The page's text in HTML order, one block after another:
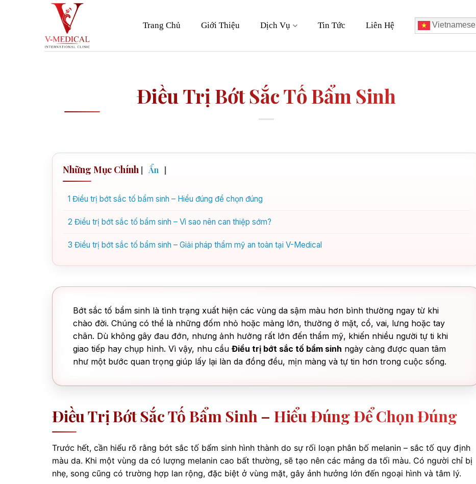
Trang Chủ Giới Thiệu Dịch Vụ Tin Tức Liên Hệ Vietnamese
Điều Trị Bớt Sắc Tố Bẩm Sinh
Những Mục Chính [ Ẩn ]
1 Điều trị bớt sắc tố bẩm sinh – Hiểu đúng để chọn đúng
2 Điều trị bớt sắc tố bẩm sinh – Vì sao nên can thiệp sớm?
3 Điều trị bớt sắc tố bẩm sinh – Giải pháp thẩm mỹ an toàn tại V-Medical
Bớt sắc tố bẩm sinh là tình trạng xuất hiện các vùng da sậm màu hơn bình thường ngay từ khi
chào đời. Chúng có thể là những đốm nhỏ hoặc mảng lớn, thường ở mặt, cổ, vai, lưng hoặc tay
chân. Dù không gây đau đớn, nhưng ảnh hưởng rất lớn đến thẩm mỹ, khiến nhiều người tự ti khi
giao tiếp hay chụp hình. Vì vậy, nhu cầu Điều trị bớt sắc tố bẩm sinh ngày càng được quan tâm
như một bước quan trọng giúp lấy lại làn da đồng đều, mịn màng và tự tin hơn trong cuộc sống.
Điều Trị Bớt Sắc Tố Bẩm Sinh – Hiểu Đúng Để Chọn Đúng
Trước hết, cần hiểu rõ rằng bớt sắc tố bẩm sinh hình thành do sự rối loạn phân bố melanin – sắc tố quy định
màu da. Khi một vùng da có lượng melanin cao bất thường, sẽ tạo nên các mảng da tối màu. Có người chỉ bị
nhẹ, song cũng có trường hợp lan rộng, đặc biệt ở vùng mặt, gây ảnh hưởng lớn đến ngoại hình và tâm lý.